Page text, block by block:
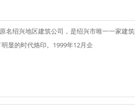
名绍兴地区建筑公司，是绍兴市唯一一家建
显的时代烙印。1999年12月企